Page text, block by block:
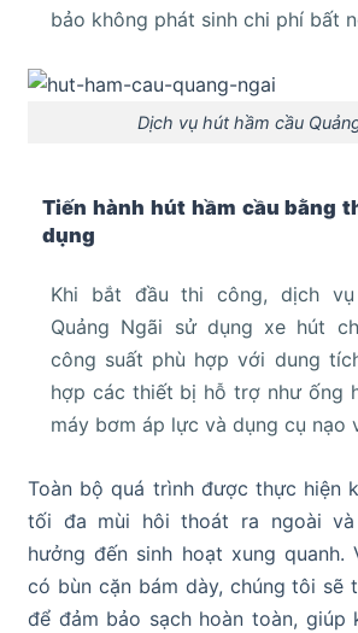
bảo không phát sinh chi phí bất
Dịch vụ hút hầm cầu
Tiến hành hút hầm cầu bằng
dụng
Khi bắt đầu thi công, dịch
Quảng Ngãi sử dụng xe hút
công suất phù hợp với dung
hợp các thiết bị hỗ trợ như ống
máy bơm áp lực và dụng cụ nạo
Toàn bộ quá trình được thực hiện
tối đa mùi hôi thoát ra ngoài
hưởng đến sinh hoạt xung quanh.
có bùn cặn bám dày, chúng tôi sẽ
để đảm bảo sạch hoàn toàn, giúp